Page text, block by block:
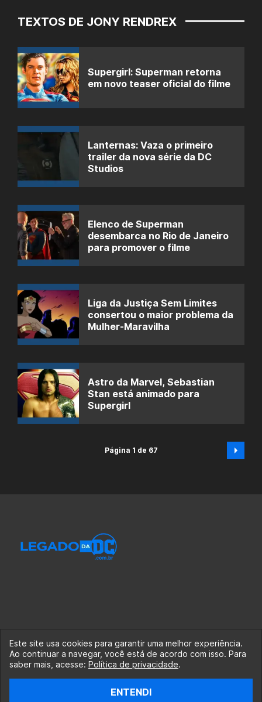
TEXTOS DE JONY RENDREX
Supergirl: Superman retorna
em novo teaser oficial do filme
Lanternas: Vaza o primeiro
trailer da nova série da DC
Studios
Elenco de Superman
desembarca no Rio de Janeiro
para promover o filme
Liga da Justiça Sem Limites
consertou o maior problema da
Mulher-Maravilha
Astro da Marvel, Sebastian
Stan está animado para
Supergirl
Página 1 de 67
© 2020-2026 Legado da DC, uma empresa da Legado
Enterprises.
fabiolobo
Este site usa cookies para garantir uma melhor experiência.
Ao continuar a navegar, você está de acordo com isso. Para
saber mais, acesse: Política de privacidade.
ENTENDI